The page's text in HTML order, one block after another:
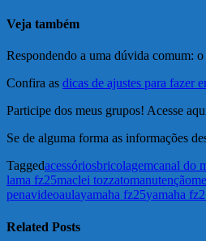
Veja também
Respondendo a uma dúvida comum:
Confira as dicas de ajustes para fazer
Participe dos meus grupos! Acesse
Se de alguma forma as informações
Taggedacessóriosbricolagemcanal do
lama fz25maclei tozzatomanutenção
penavideoaulayamaha fz25yamaha
Related Posts